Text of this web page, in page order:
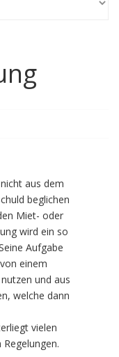
aus dem
beglichen
Miet- oder
wird ein so
Aufgabe
einem
und aus
welche dann
vielen